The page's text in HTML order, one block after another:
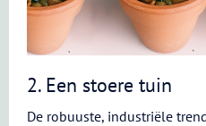
2. Een stoere tuin
De robuuste, industriële